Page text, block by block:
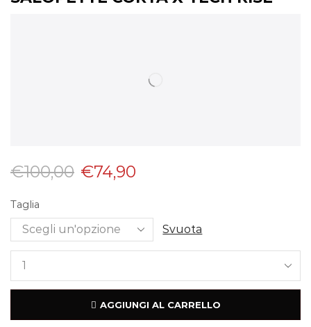
€100,00 €74,90
Taglia
Svuota
AGGIUNGI AL CARRELLO